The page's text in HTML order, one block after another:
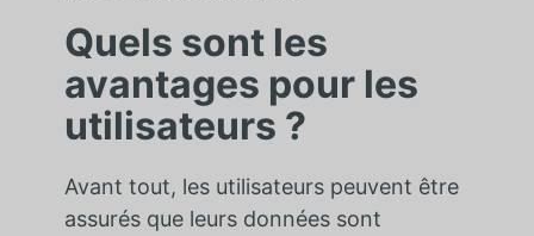
Quels sont les
avantages pour les
utilisateurs ?
Avant tout, les utilisateurs peuvent être
assurés que leurs données sont